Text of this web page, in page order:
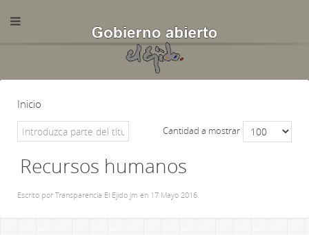
Inicio
Cantidad a mostrar
Recursos humanos
Escrito por Transparencia El Ejido jm en 17 Mayo 2016.